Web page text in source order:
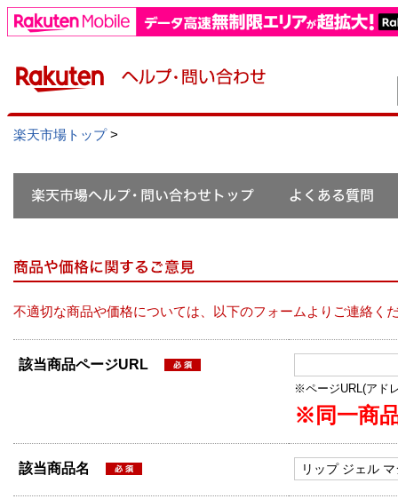
楽天市場トップ>
不適切な商品や価格については、以下のフォームよりご連絡く
該当商品ページURL
※ページURL(アド
※同一商
該当商品名